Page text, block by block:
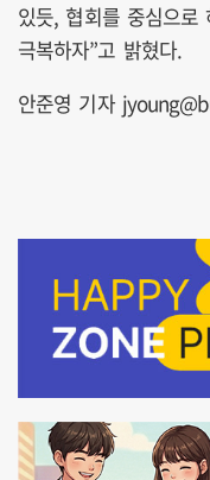
있듯, 협회를 중심으로
극복하자”고 밝혔다.
안준영 기자